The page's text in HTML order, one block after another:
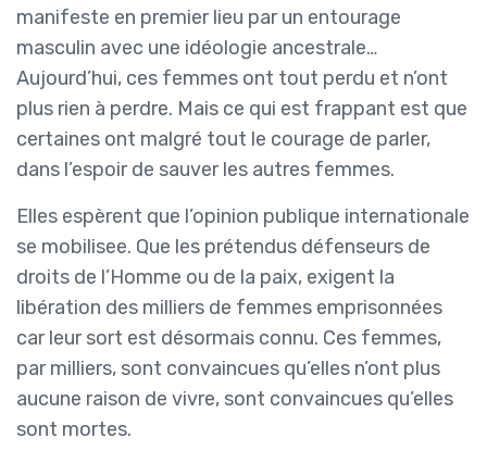
manifeste en premier lieu par un entourage
masculin avec une idéologie ancestrale…
Aujourd’hui, ces femmes ont tout perdu et n’ont
plus rien à perdre. Mais ce qui est frappant est que
certaines ont malgré tout le courage de parler,
dans l’espoir de sauver les autres femmes.
Elles espèrent que l’opinion publique internationale
se mobilisee. Que les prétendus défenseurs de
droits de l’Homme ou de la paix, exigent la
libération des milliers de femmes emprisonnées
car leur sort est désormais connu. Ces femmes,
par milliers, sont convaincues qu’elles n’ont plus
aucune raison de vivre, sont convaincues qu’elles
sont mortes.